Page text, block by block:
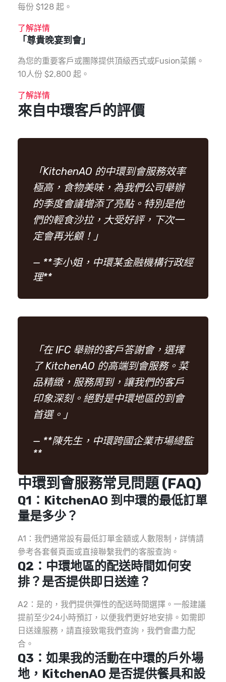
每份 $128 起。
了解詳情
「尊貴晚宴到會」
為您的重要客戶或團隊提供頂級西式或Fusion菜餚。
10人份 $2,800 起。
了解詳情
來自中環客戶的評價
「KitchenAO 的中環到會服務效率
極高，食物美味，為我們公司舉辦
的季度會議增添了亮點。特別是他
們的輕食沙拉，大受好評，下次一
定會再光顧！」
— **李小姐，中環某金融機構行政經
理**
「在 IFC 舉辦的客戶答謝會，選擇
了 KitchenAO 的高端到會服務。菜
品精緻，服務周到，讓我們的客戶
印象深刻。絕對是中環地區的到會
首選。」
— **陳先生，中環跨國企業市場總監
**
中環到會服務常見問題 (FAQ)
Q1：KitchenAO 到中環的最低訂單
量是多少？
A1：我們通常設有最低訂單金額或人數限制，詳情請
參考各套餐頁面或直接聯繫我們的客服查詢。
Q2：中環地區的配送時間如何安
排？是否提供即日送達？
A2：是的，我們提供彈性的配送時間選擇。一般建議
提前至少24小時預訂，以便我們更好地安排。如需即
日送達服務，請直接致電我們查詢，我們會盡力配
合。
Q3：如果我的活動在中環的戶外場
地，KitchenAO 是否提供餐具和設